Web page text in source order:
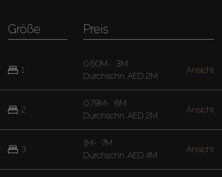
Größe
1
2
3
Preis
0.60M- 3M
Durchschn. AED 2M
Ansicht
0.79M- 6M
Durchschn. AED 2M
Ansicht
1M- 7M
Durchschn. AED 4M
Ansicht